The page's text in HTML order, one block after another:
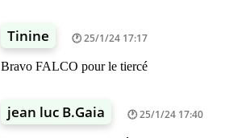
Tinine 25/1/24 17:17
Bravo FALCO pour le tiercé
jean luc B.Gaia 25/1/24 17:40